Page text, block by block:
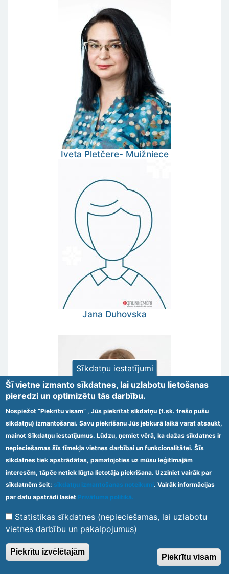
Iveta Pletčere- Muižniece
Jana Duhovska
Jekaterina Kolosovska
Sīkdatņu iestatījumi
Šī vietne izmanto sīkdatnes, lai uzlabotu lietošanas
pieredzi un optimizētu tās darbību.
Nospiežot “Piekrītu visam” , Jūs piekrītat sīkdatņu (t.sk. trešo pušu
sīkdatņu) izmantošanai. Savu piekrišanu Jūs jebkurā laikā varat atsaukt,
mainot Sīkdatņu iestatījumus. Lūdzu, ņemiet vērā, ka dažas sīkdatnes ir
nepieciešamas šīs tīmekļa vietnes darbībai un funkcionalitātei. Šīs
sīkdatnes tiek apstrādātas, pamatojoties uz mūsu leģitīmajām
interesēm, tāpēc netiek lūgta lietotāja piekrišana. Uzziniet vairāk par
sīkdatnēm šeit: sīkdatņu izmantošanas noteikumi. Vairāk informācijas
par datu apstrādi lasiet Privātuma politikā.
Statistikas sīkdatnes (nepieciešamas, lai uzlabotu
vietnes darbību un pakalpojumus)
Piekrītu izvēlētajām
Piekrītu visam